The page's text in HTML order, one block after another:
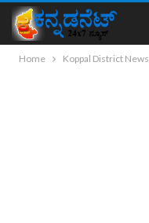
Home Koppal District News